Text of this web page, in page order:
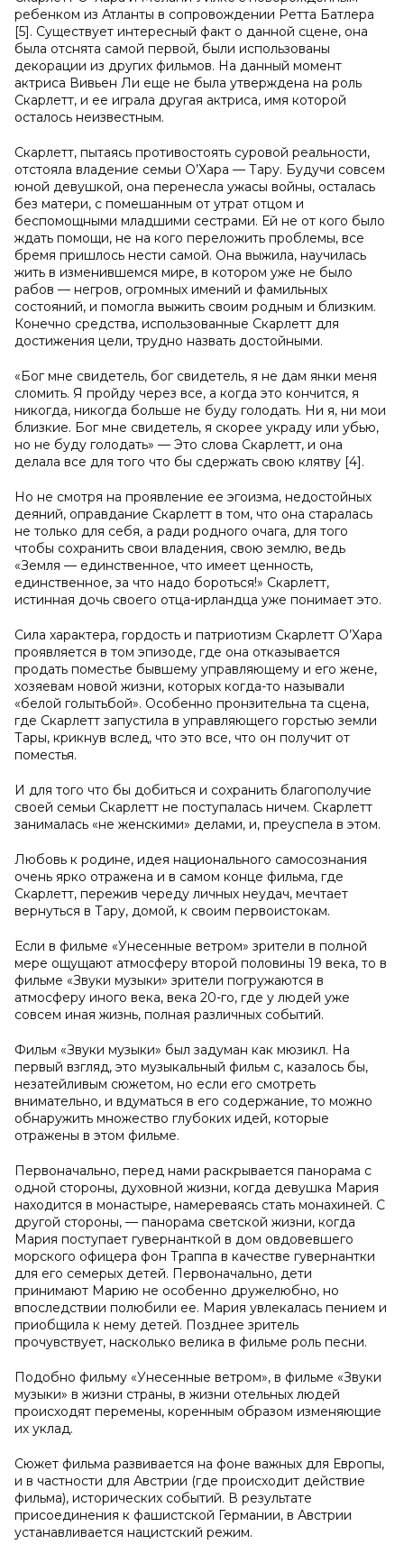
ребенком из Атланты в сопровождении Ретта Батлера
[5]. Существует интересный факт о данной сцене, она
была отснята самой первой, были использованы
декорации из других фильмов. На данный момент
актриса Вивьен Ли еще не была утверждена на роль
Скарлетт, и ее играла другая актриса, имя которой
осталось неизвестным.
Скарлетт, пытаясь противостоять суровой реальности,
отстояла владение семьи О’Хара — Тару. Будучи совсем
юной девушкой, она перенесла ужасы войны, осталась
без матери, с помешанным от утрат отцом и
беспомощными младшими сестрами. Ей не от кого было
ждать помощи, не на кого переложить проблемы, все
бремя пришлось нести самой. Она выжила, научилась
жить в изменившемся мире, в котором уже не было
рабов — негров, огромных имений и фамильных
состояний, и помогла выжить своим родным и близким.
Конечно средства, использованные Скарлетт для
достижения цели, трудно назвать достойными.
«Бог мне свидетель, бог свидетель, я не дам янки меня
сломить. Я пройду через все, а когда это кончится, я
никогда, никогда больше не буду голодать. Ни я, ни мои
близкие. Бог мне свидетель, я скорее украду или убью,
но не буду голодать» — Это слова Скарлетт, и она
делала все для того что бы сдержать свою клятву [4].
Но не смотря на проявление ее эгоизма, недостойных
деяний, оправдание Скарлетт в том, что она старалась
не только для себя, а ради родного очага, для того
чтобы сохранить свои владения, свою землю, ведь
«Земля — единственное, что имеет ценность,
единственное, за что надо бороться!» Скарлетт,
истинная дочь своего отца-ирландца уже понимает это.
Сила характера, гордость и патриотизм Скарлетт О’Хара
проявляется в том эпизоде, где она отказывается
продать поместье бывшему управляющему и его жене,
хозяевам новой жизни, которых когда-то называли
«белой голытьбой». Особенно пронзительна та сцена,
где Скарлетт запустила в управляющего горстью земли
Тары, крикнув вслед, что это все, что он получит от
поместья.
И для того что бы добиться и сохранить благополучие
своей семьи Скарлетт не поступалась ничем. Скарлетт
занималась «не женскими» делами, и, преуспела в этом.
Любовь к родине, идея национального самосознания
очень ярко отражена и в самом конце фильма, где
Скарлетт, пережив череду личных неудач, мечтает
вернуться в Тару, домой, к своим первоистокам.
Если в фильме «Унесенные ветром» зрители в полной
мере ощущают атмосферу второй половины 19 века, то в
фильме «Звуки музыки» зрители погружаются в
атмосферу иного века, века 20-го, где у людей уже
совсем иная жизнь, полная различных событий.
Фильм «Звуки музыки» был задуман как мюзикл. На
первый взгляд, это музыкальный фильм с, казалось бы,
незатейливым сюжетом, но если его смотреть
внимательно, и вдуматься в его содержание, то можно
обнаружить множество глубоких идей, которые
отражены в этом фильме.
Первоначально, перед нами раскрывается панорама с
одной стороны, духовной жизни, когда девушка Мария
находится в монастыре, намереваясь стать монахиней. С
другой стороны, — панорама светской жизни, когда
Мария поступает гувернанткой в дом овдовевшего
морского офицера фон Траппа в качестве гувернантки
для его семерых детей. Первоначально, дети
принимают Марию не особенно дружелюбно, но
впоследствии полюбили ее. Мария увлекалась пением и
приобщила к нему детей. Позднее зритель
прочувствует, насколько велика в фильме роль песни.
Подобно фильму «Унесенные ветром», в фильме «Звуки
музыки» в жизни страны, в жизни отельных людей
происходят перемены, коренным образом изменяющие
их уклад.
Сюжет фильма развивается на фоне важных для Европы,
и в частности для Австрии (где происходит действие
фильма), исторических событий. В результате
присоединения к фашистской Германии, в Австрии
устанавливается нацистский режим.